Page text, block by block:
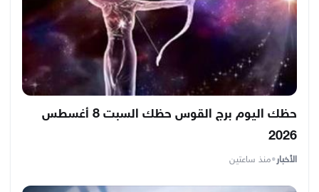
حظك اليوم برج القوس حظك السبت 8 أغسطس
2026
الأخبار•منذ ساعتين